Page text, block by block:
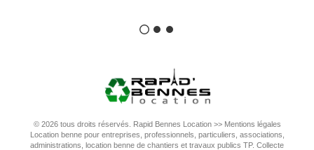
© 2026 tous droits réservés. Rapid Bennes Location >> Mentions légales
Location benne pour entreprises, professionnels, particuliers, associations,
administrations, location benne de chantiers et travaux publics TP. Collecte